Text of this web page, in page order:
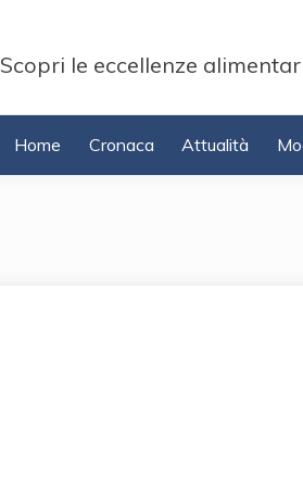
Scopri le eccellenze
Home Cronaca Attualità